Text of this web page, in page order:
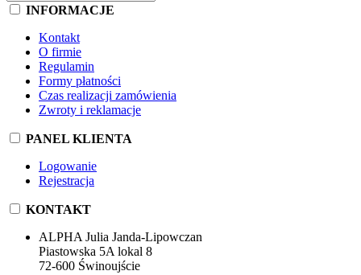
INFORMACJE
Kontakt
O firmie
Regulamin
Formy płatności
Czas realizacji zamówienia
Zwroty i reklamacje
PANEL KLIENTA
Logowanie
Rejestracja
KONTAKT
ALPHA Julia Janda-Lipowczan
Piastowska 5A lokal 8
72-600 Świnoujście